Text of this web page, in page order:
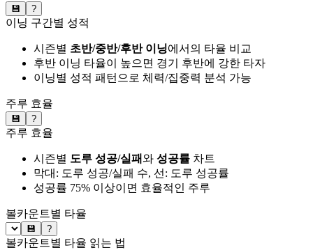
💾 ?
이닝 구간별 성적
시즌별 초반/중반/후반 이닝에서의 타율 비교
후반 이닝 타율이 높으면 경기 후반에 강한 타자
이닝별 성적 패턴으로 체력/집중력 분석 가능
주루 효율
💾 ?
주루 효율
시즌별 도루 성공/실패와 성공률 차트
막대: 도루 성공/실패 수, 선: 도루 성공률
성공률 75% 이상이면 효율적인 주루
볼카운트별 타율
💾 ?
볼카운트별 타율 읽는 법